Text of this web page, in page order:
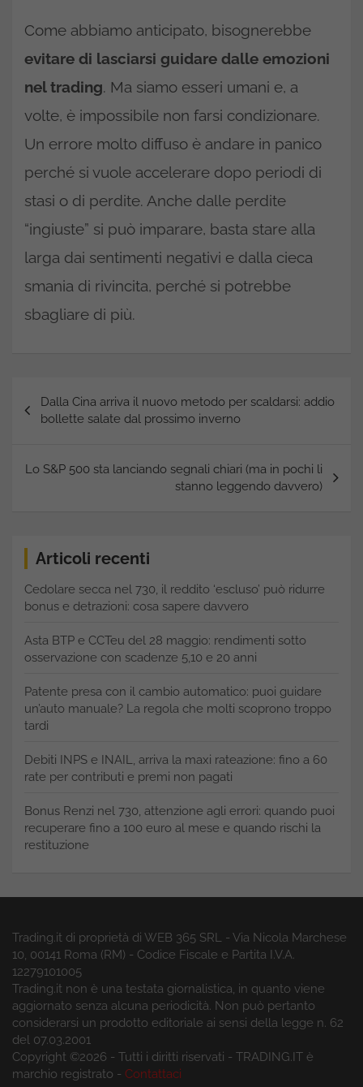
Come abbiamo anticipato, bisognerebbe
evitare di lasciarsi guidare dalle emozioni
nel trading. Ma siamo esseri umani e, a
volte, è impossibile non farsi condizionare.
Un errore molto diffuso è andare in panico
perché si vuole accelerare dopo periodi di
stasi o di perdite. Anche dalle perdite
“ingiuste” si può imparare, basta stare alla
larga dai sentimenti negativi e dalla cieca
smania di rivincita, perché si potrebbe
sbagliare di più.
Navigazione
articoli
Dalla Cina arriva il nuovo metodo per scaldarsi: addio
bollette salate dal prossimo inverno
Lo S&P 500 sta lanciando segnali chiari (ma in pochi li
stanno leggendo davvero)
Articoli recenti
Cedolare secca nel 730, il reddito ‘escluso’ può ridurre
bonus e detrazioni: cosa sapere davvero
Asta BTP e CCTeu del 28 maggio: rendimenti sotto
osservazione con scadenze 5,10 e 20 anni
Patente presa con il cambio automatico: puoi guidare
un’auto manuale? La regola che molti scoprono troppo
tardi
Debiti INPS e INAIL, arriva la maxi rateazione: fino a 60
rate per contributi e premi non pagati
Bonus Renzi nel 730, attenzione agli errori: quando puoi
recuperare fino a 100 euro al mese e quando rischi la
restituzione
Trading.it di proprietà di WEB 365 SRL - Via Nicola Marchese
10, 00141 Roma (RM) - Codice Fiscale e Partita I.V.A.
12279101005
Trading.it non è una testata giornalistica, in quanto viene
aggiornato senza alcuna periodicità. Non può pertanto
considerarsi un prodotto editoriale ai sensi della legge n. 62
del 07.03.2001
Copyright ©2026 - Tutti i diritti riservati - TRADING.IT è
marchio registrato - Contattaci